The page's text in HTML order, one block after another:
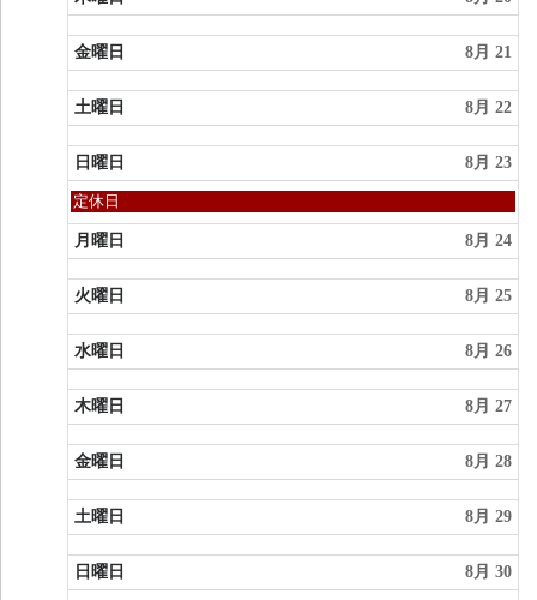
金曜日 8月 21
土曜日 8月 22
日曜日 8月 23
日
曜
日,
8
月
23rd
2026
定休日
月曜日 8月 24
火曜日 8月 25
水曜日 8月 26
木曜日 8月 27
金曜日 8月 28
土曜日 8月 29
日曜日 8月 30